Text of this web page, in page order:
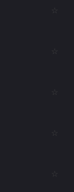
☆
☆
☆
☆
☆